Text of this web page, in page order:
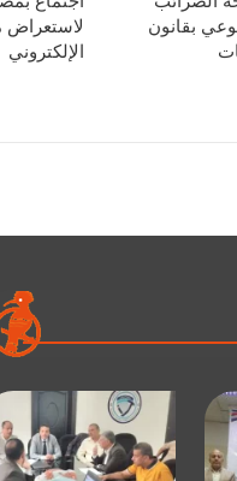
بقانون
لاستعراض
الإلكتروني